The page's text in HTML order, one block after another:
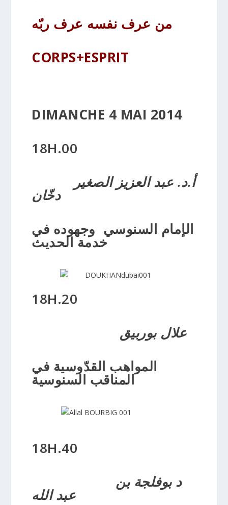
CORPS+ESPRIT
DIMANCHE 4 MAI 2014
18H.00
أ.د. عبد العزيز الصغير
دخّان
الإمام السنوسي وجهوده في
خدمة الحديث
18H.20
علال بوربيق
المواهب القدّوسية في
المناقب السنوسية
18H.40